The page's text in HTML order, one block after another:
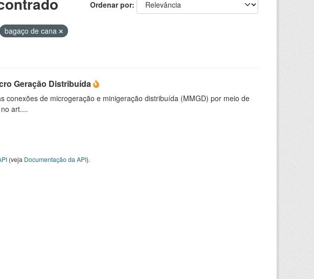
Ordenar por
bagaço de cana
Geração Distribuída
conexões de microgeração e minigeração distribuída (MMGD) por meio de
art....
(veja Documentação da API).